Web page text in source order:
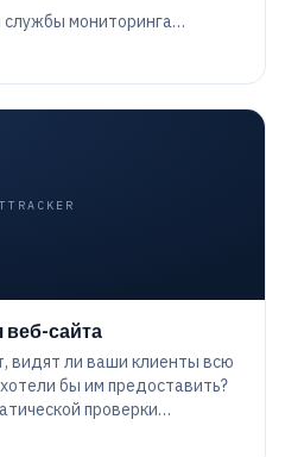
мониторинга
камеры - достаточно
веб-сайта
видят ли ваши клиенты всю
бы им предоставить?
проверки
слов, фраз или даже